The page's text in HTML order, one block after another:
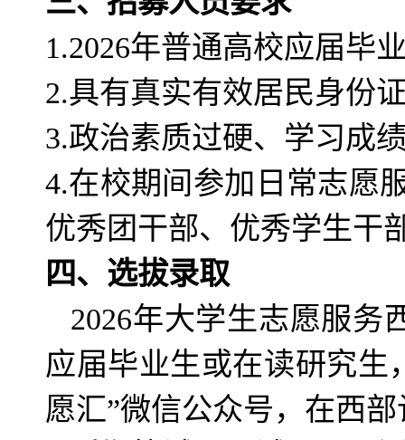
1.2026年普通高校应届毕
2.具有真实有效居民身份
3.政治素质过硬、学习成
4.在校期间参加日常志愿
优秀团干部、优秀学生干
四、选拔录取
2026年大学生志愿服务
应届毕业生或在读研究生
愿汇”微信公众号，在西